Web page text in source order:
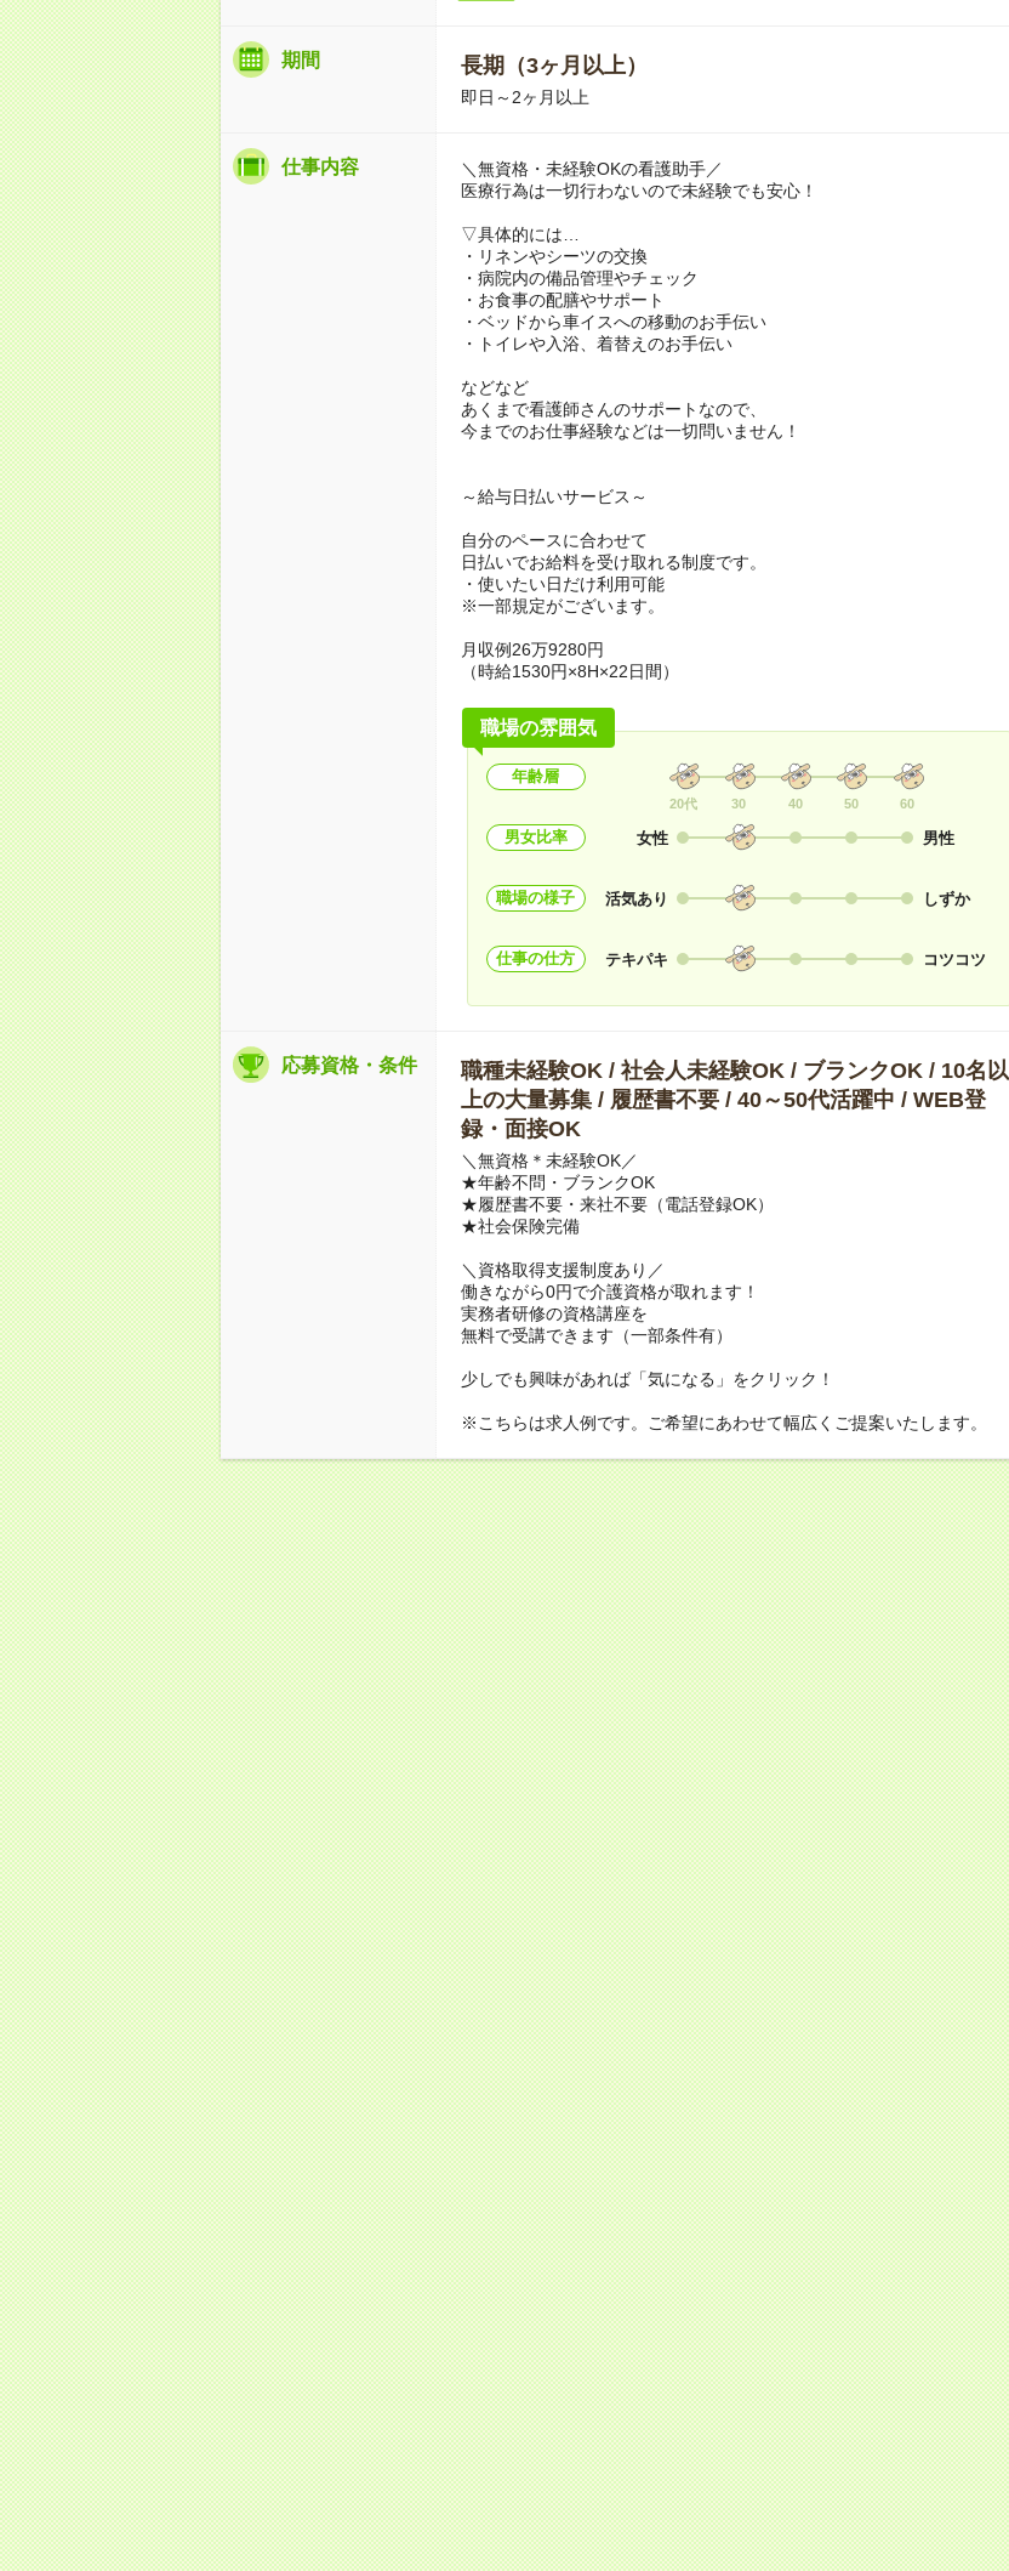
期間 長期（3ヶ月以上）
即日～2ヶ月以上
仕事内容
＼無資格・未経験OKの看護助手／
医療行為は一切行わないので未経験でも安心！
▽具体的には…
・リネンやシーツの交換
・病院内の備品管理やチェック
・お食事の配膳やサポート
・ベッドから車イスへの移動のお手伝い
・トイレや入浴、着替えのお手伝い
などなど
あくまで看護師さんのサポートなので、
今までのお仕事経験などは一切問いません！
～給与日払いサービス～
自分のペースに合わせて
日払いでお給料を受け取れる制度です。
・使いたい日だけ利用可能
※一部規定がございます。
月収例26万9280円
（時給1530円×8H×22日間）
職場の雰囲気
年齢層
20代 30 40 50 60
男女比率 女性 男性
職場の様子 活気あり しずか
仕事の仕方 テキパキ コツコツ
応募資格・条件
職種未経験OK / 社会人未経験OK / ブランクOK / 10名以
上の大量募集 / 履歴書不要 / 40～50代活躍中 / WEB登
録・面接OK
＼無資格＊未経験OK／
★年齢不問・ブランクOK
★履歴書不要・来社不要（電話登録OK）
★社会保険完備
＼資格取得支援制度あり／
働きながら0円で介護資格が取れます！
実務者研修の資格講座を
無料で受講できます（一部条件有）
少しでも興味があれば「気になる」をクリック！
※こちらは求人例です。ご希望にあわせて幅広くご提案いたします。